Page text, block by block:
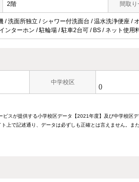
2階 間取り
洗面所独立 / シャワー付洗面台 / 温水洗浄便座 /
ンターホン / 駐輪場 / 駐車2台可 / BS / ネット使
中学校区
()
スが提供する小学校区データ【2021年度】及び中学校区
上で記述通り、データは必ずしも正確とは言えません。ま